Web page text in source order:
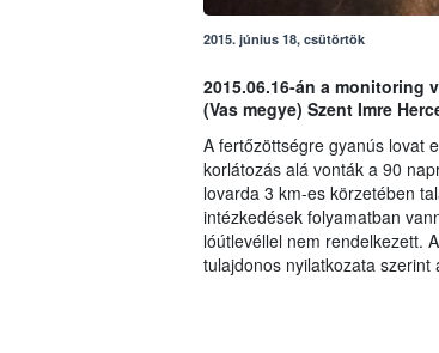
2015. június 18, csütörtök
2015.06.16-án a monitoring
(Vas megye) Szent Imre
A fertőzöttségre gyanús lovat
korlátozás alá vonták a 90
lovarda 3 km-es körzetében
intézkedések folyamatban
lóútlevéllel nem rendelkezett.
tulajdonos nyilatkozata